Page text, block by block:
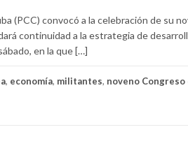
(PCC) convocó a la celebración de su
continuidad a la estrategia de
en la que […]
, economía, militantes, noveno Congreso